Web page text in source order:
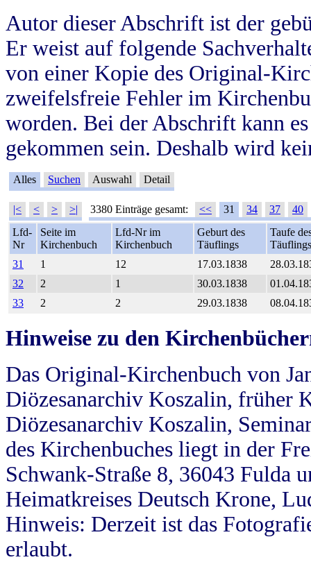
Autor dieser Abschrift ist der
Er weist auf folgende
von einer Kopie des Original-
zweifelsfreie Fehler im
worden. Bei der Abschrift kann
gekommen sein. Deshalb wird
Alles Suchen Auswahl Detail
|< < > >| 3380 Einträge gesamt: << 31 34 37
40
Lfd-
Nr
Seite im
Kirchenbuch
Lfd-Nr im
Kirchenbuch
Geburt des
Täuflings
Taufe
Täuflings
31
1 12 17.03.1838
32
2 1 30.03.1838
33
2 2 29.03.1838
Hinweise zu den
Das Original-Kirchenbuch von
Diözesanarchiv Koszalin, früher
Diözesanarchiv Koszalin,
des Kirchenbuches liegt in der
Schwank-Straße 8, 36043 Fulda
Heimatkreises Deutsch Krone,
Hinweis: Derzeit ist das
erlaubt.